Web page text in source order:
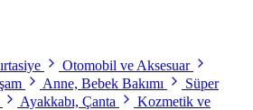
Otomobil ve Aksesuar
Anne, Bebek Bakımı
Süper
Ayakkabı, Çanta
Kozmetik ve